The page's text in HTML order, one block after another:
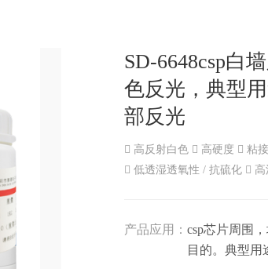
SD-6648csp白
色反光，典型
部反光
 高反射白色  高硬度  粘
 低透湿透氧性 / 抗硫化 
产品应用：csp芯片周围
目的。典型用